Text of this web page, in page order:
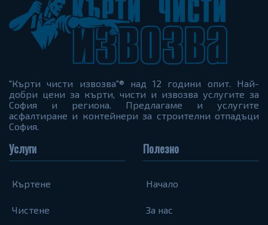
"Кърти чисти извозва"® над 12 години опит. Най-
добри цени за кърти, чисти и извозва услугите за
София и региона. Предлагаме и услугите
асфалтиране и контейнери за строителни отпадъци
София.
Услуги
Къртене
Чистене
Полезно
Начало
За нас